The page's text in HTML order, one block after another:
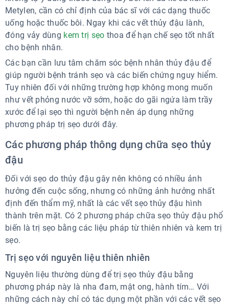
Metylen, cần có chỉ định của bác sĩ với các dạng thuốc
uống hoặc thuốc bôi. Ngay khi các vết thủy đậu lành,
đóng vảy dùng kem trị sẹo thoa để hạn chế sẹo tốt nhất
cho bệnh nhân.
Các bạn cần lưu tâm chăm sóc bệnh nhân thủy đậu để
giúp người bệnh tránh sẹo và các biến chứng nguy hiểm.
Tuy nhiên đối với những trường hợp không mong muốn
như vết phỏng nước vỡ sớm, hoặc do gãi ngứa làm trầy
xước để lại sẹo thì người bệnh nên áp dụng những
phương pháp trị sẹo dưới đây.
Các phương pháp thông dụng chữa sẹo thủy
đậu
Đối với sẹo do thủy đậu gây nên không có nhiều ảnh
hưởng đến cuộc sống, nhưng có những ảnh hưởng nhất
định đến thẩm mỹ, nhất là các vết sẹo thủy đậu hình
thành trên mặt. Có 2 phương pháp chữa sẹo thủy đậu phổ
biến là trị sẹo bằng các liệu pháp từ thiên nhiên và kem trị
sẹo.
Trị sẹo với nguyên liệu thiên nhiên
Nguyên liệu thường dùng để trị sẹo thủy đậu bằng
phương pháp này là nha đam, mật ong, hành tím… Với
những cách này chỉ có tác dụng một phần với các vết sẹo